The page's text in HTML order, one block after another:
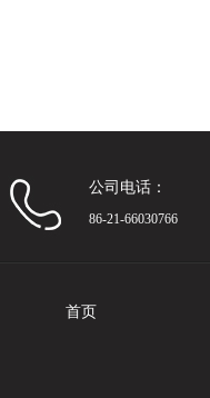
公司电话：
86-21-66030766
首页